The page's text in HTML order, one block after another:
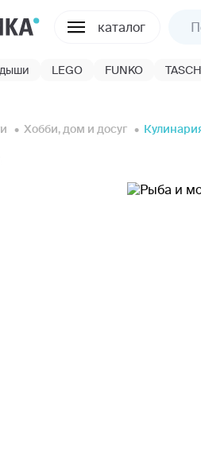
каталог
дыши LEGO FUNKO
Хобби, дом и досуг